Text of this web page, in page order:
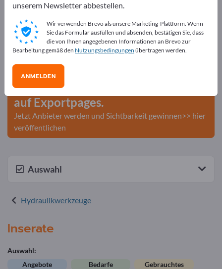
Kostenlos inserieren auf
Exportpages!
Bedarfe – Angebote – Gebrauchtwaren –
Geschäftskontakte>> hier starten
Veröffentlichen Sie Ihr
Unternehmen und Ihre Produkte
auf Exportpages.
Jetzt Anbieter werden und Sichtbarkeit gewinnen>> hier
veröffentlichen
Auswahl
Hydraulikwerkzeuge
Inserate
Auswahl:
Angebote
Bedarfe
Gebrauchtes
unserem Newsletter abbestellen.
Wir verwenden Brevo als unsere Marketing-Plattform. Wenn
Sie das Formular ausfüllen und absenden, bestätigen Sie, dass
die von Ihnen angegebenen Informationen an Brevo zur
Bearbeitung gemäß den Nutzungsbedingungen übertragen werden.
ANMELDEN